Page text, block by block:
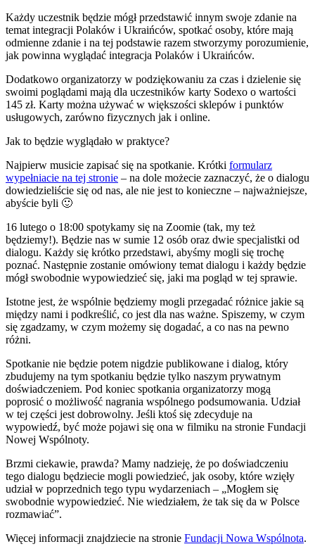
Każdy uczestnik będzie mógł przedstawić innym swoje zdanie na
temat integracji Polaków i Ukraińców, spotkać osoby, które mają
odmienne zdanie i na tej podstawie razem stworzymy porozumienie,
jak powinna wyglądać integracja Polaków i Ukraińców.
Dodatkowo organizatorzy w podziękowaniu za czas i dzielenie się
swoimi poglądami mają dla uczestników karty Sodexo o wartości
145 zł. Karty można używać w większości sklepów i punktów
usługowych, zarówno fizycznych jak i online.
Jak to będzie wyglądało w praktyce?
Najpierw musicie zapisać się na spotkanie. Krótki formularz
wypełniacie na tej stronie – na dole możecie zaznaczyć, że o dialogu
dowiedzieliście się od nas, ale nie jest to konieczne – najważniejsze,
abyście byli 🙂
16 lutego o 18:00 spotykamy się na Zoomie (tak, my też
będziemy!). Będzie nas w sumie 12 osób oraz dwie specjalistki od
dialogu. Każdy się krótko przedstawi, abyśmy mogli się trochę
poznać. Następnie zostanie omówiony temat dialogu i każdy będzie
mógł swobodnie wypowiedzieć się, jaki ma pogląd w tej sprawie.
Istotne jest, że wspólnie będziemy mogli przegadać różnice jakie są
między nami i podkreślić, co jest dla nas ważne. Spiszemy, w czym
się zgadzamy, w czym możemy się dogadać, a co nas na pewno
różni.
Spotkanie nie będzie potem nigdzie publikowane i dialog, który
zbudujemy na tym spotkaniu będzie tylko naszym prywatnym
doświadczeniem. Pod koniec spotkania organizatorzy mogą
poprosić o możliwość nagrania wspólnego podsumowania. Udział
w tej części jest dobrowolny. Jeśli ktoś się zdecyduje na
wypowiedź, być może pojawi się ona w filmiku na stronie Fundacji
Nowej Wspólnoty.
Brzmi ciekawie, prawda? Mamy nadzieję, że po doświadczeniu
tego dialogu będziecie mogli powiedzieć, jak osoby, które wzięły
udział w poprzednich tego typu wydarzeniach – „Mogłem się
swobodnie wypowiedzieć. Nie wiedziałem, że tak się da w Polsce
rozmawiać”.
Więcej informacji znajdziecie na stronie Fundacji Nowa Wspólnota.